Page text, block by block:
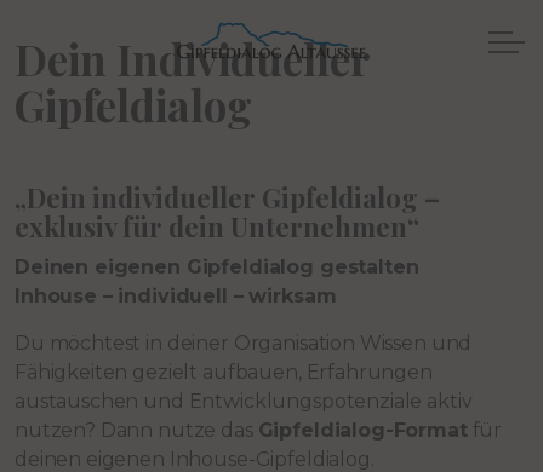
Dein Individueller
Gipfeldialog
„Dein individueller Gipfeldialog –
exklusiv für dein Unternehmen“
Deinen eigenen Gipfeldialog gestalten
Inhouse – individuell – wirksam
Du möchtest in deiner Organisation Wissen und
Fähigkeiten gezielt aufbauen, Erfahrungen
austauschen und Entwicklungspotenziale aktiv
nutzen? Dann nutze das Gipfeldialog-Formatfür
deinen eigenen Inhouse-Gipfeldialog.